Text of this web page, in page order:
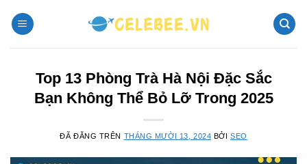
đến
Top 13 Phòng Trà Hà Nội Đặc Sắc
Bạn Không Thể Bỏ Lỡ Trong 2025
ĐÃ ĐĂNG TRÊN THÁNG MƯỜI 13, 2024 BỞISEO